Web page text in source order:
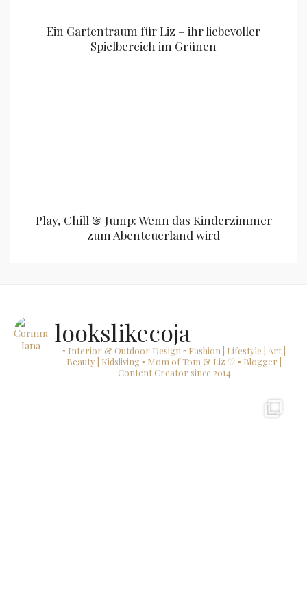
Ein Gartentraum für Liz – ihr liebevoller
Spielbereich im Grünen
Play, Chill & Jump: Wenn das Kinderzimmer
zum Abenteuerland wird
lookslikecoja
▫ Interior & Outdoor Design ▫ Fashion | Lifestyle | Art |
Beauty | Kidsliving▫ Mom of Tom & Liz ♡ ▫ Blogger |
Content Creator since 2014